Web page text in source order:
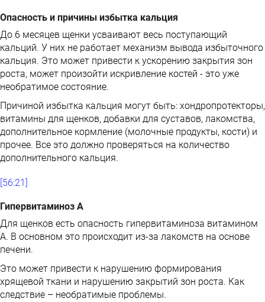
Опасность и причины избытка кальция
До 6 месяцев щенки усваивают весь поступающий
кальций. У них не работает механизм вывода избыточного
кальция. Это может привести к ускорению закрытия зон
роста, может произойти искривление костей - это уже
необратимое состояние.
Причиной избытка кальция могут быть: хондропротекторы,
витамины для щенков, добавки для суставов, лакомства,
дополнительное кормление (молочные продукты, кости) и
прочее. Все это должно проверяться на количество
дополнительного кальция.
[56:21]
Гипервитаминоз А
Для щенков есть опасность гипервитаминоза витамином
А. В основном это происходит из-за лакомств на основе
печени.
Это может привести к нарушению формирования
хрящевой ткани и нарушению закрытий зон роста. Как
следствие – необратимые проблемы.